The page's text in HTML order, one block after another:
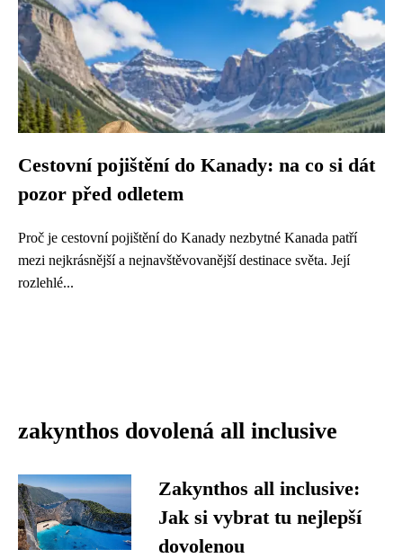
Cestovní pojištění do Kanady: na co si dát
pozor před odletem
Proč je cestovní pojištění do Kanady nezbytné Kanada patří
mezi nejkrásnější a nejnavštěvovanější destinace světa. Její
rozlehlé...
zakynthos dovolená all inclusive
Zakynthos all inclusive:
Jak si vybrat tu nejlepší
dovolenou